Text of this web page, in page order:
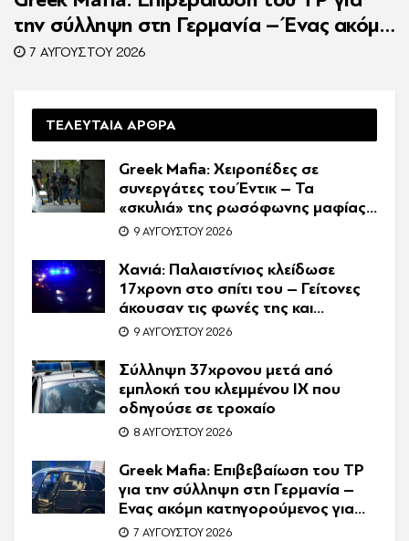
την σύλληψη στη Γερμανία – Ένας ακόμη
κατηγορούμενος για τον θάνατο του
7 ΑΥΓΟΎΣΤΟΥ 2026
ΤΕΛΕΥΤΑΙΑ ΑΡΘΡΑ
Greek Mafia: Χειροπέδες σε
συνεργάτες του Έντικ – Τα
«σκυλιά» της ρωσόφωνης μαφίας,
οι εκβιασμοί και το υπερπολυτελές
9 ΑΥΓΟΎΣΤΟΥ 2026
Χανιά: Παλαιστίνιος κλείδωσε
17χρονη στο σπίτι του – Γείτονες
άκουσαν τις φωνές της και
κάλεσαν την Αστυνομία
9 ΑΥΓΟΎΣΤΟΥ 2026
Σύλληψη 37χρονου μετά από
εμπλοκή του κλεμμένου ΙΧ που
οδηγούσε σε τροχαίο
8 ΑΥΓΟΎΣΤΟΥ 2026
Greek Mafia: Επιβεβαίωση τoυ ΤP
για την σύλληψη στη Γερμανία –
Ένας ακόμη κατηγορούμενος για
τον θάνατο του Ζαμπούνη
7 ΑΥΓΟΎΣΤΟΥ 2026